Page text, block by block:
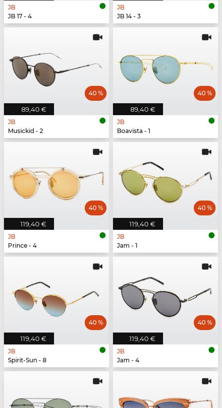
JB
JB 17 - 4
JB
JB 14 - 3
89,40 €
40 %
JB
Musickid - 2
89,40 €
40 %
JB
Boavista - 1
119,40 €
40 %
JB
Prince - 4
119,40 €
40 %
JB
Jam - 1
119,40 €
40 %
JB
Spirit-Sun - 8
119,40 €
40 %
JB
Jam - 4